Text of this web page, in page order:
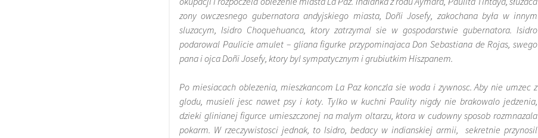
zony owczesnego gubernatora andyjskiego miasta, Doñi Josefy, zakochana była w innym
sluzacym, Isidro Choquehuanca, ktory zatrzymal sie w gospodarstwie gubernatora. Isidro
podarowal Paulicie amulet – gliana figurke przypominajaca Don Sebastiana de Rojas, swego
pana i ojca Doñi Josefy, ktory byl sympatycznym i grubiutkim Hiszpanem.
Po miesiacach oblezenia, mieszkancom La Paz konczla sie woda i zywnosc. Aby nie umzec z
glodu, musieli jesc nawet psy i koty. Tylko w kuchni Paulity nigdy nie brakowalo jedzenia,
dzieki glinianej figurce umieszczonej na malym oltarzu, ktora w cudowny sposob rozmnazala
pokarm. W rzeczywistosci jednak, to Isidro, bedacy w indianskiej armii, sekretnie przynosil